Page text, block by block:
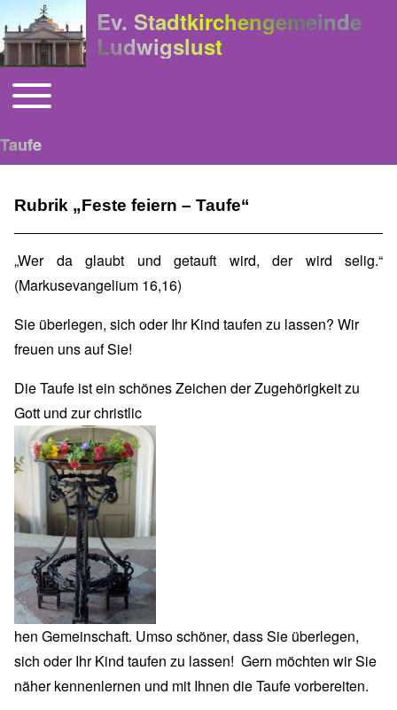
Ev. Stadtkirchengemeinde
Ludwigslust
Hauptnavigation
Toggle main menu
Taufe
Rubrik „Feste feiern – Taufe“
„Wer da glaubt und getauft wird, der wird selig.“
(Markusevangelium 16,16)
Sie überlegen, sich oder Ihr Kind taufen zu lassen? Wir
freuen uns auf Sie!
Die Taufe ist ein schönes Zeichen der Zugehörigkeit zu
Gott und zur christlic
hen Gemeinschaft. Umso schöner, dass Sie überlegen,
sich oder Ihr Kind taufen zu lassen! Gern möchten wir Sie
näher kennenlernen und mit Ihnen die Taufe vorbereiten.